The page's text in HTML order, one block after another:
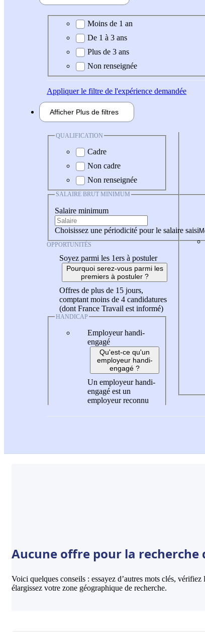
Expérience demandée
Moins de 1 an
De 1 à 3 ans
Plus de 3 ans
Non renseignée
Appliquerle filtre de l'expérience demandée
Afficher Plus de filtres
QUALIFICATION
Cadre
Non cadre
Non renseignée
SALAIRE BRUT MINIMUM
Salaire minimum
Choisissez une périodicité pour le salaire saisi
OPPORTUNITÉS
Soyez parmi les 1ers à postuler
Pourquoi serez-vous parmi les
premiers à postuler ?
Offres de plus de 15 jours,
comptant moins de 4 candidatures
(dont France Travail est informé)
HANDICAP
Employeur handi-
engagé
Qu'est-ce qu'un
employeur handi-
engagé ?
Un employeur handi-
engagé est un
employeur reconnu
Aucune offre pour la recherche
Voici quelques conseils : essayez d’autres mots clés, vérifiez
élargissez votre zone géographique de recherche.